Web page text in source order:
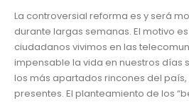
La controversial reforma es y será
durante largas semanas. El motivo
ciudadanos vivimos en las
impensable la vida en nuestros días
los más apartados rincones del
presentes. El planteamiento de los